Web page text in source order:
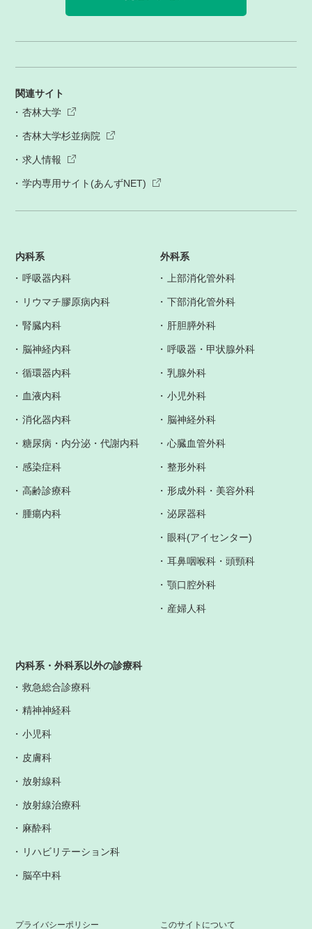
関連サイト
杏林大学
杏林大学杉並病院
求人情報
学内専用サイト(あんずNET)
内科系
呼吸器内科
リウマチ膠原病内科
腎臓内科
脳神経内科
循環器内科
血液内科
消化器内科
糖尿病・内分泌・代謝内科
感染症科
高齢診療科
腫瘍内科
外科系
上部消化管外科
下部消化管外科
肝胆膵外科
呼吸器・甲状腺外科
乳腺外科
小児外科
脳神経外科
心臓血管外科
整形外科
形成外科・美容外科
泌尿器科
眼科(アイセンター)
耳鼻咽喉科・頭頸科
顎口腔外科
産婦人科
内科系・外科系以外の診療科
救急総合診療科
精神神経科
小児科
皮膚科
放射線科
放射線治療科
麻酔科
リハビリテーション科
脳卒中科
プライバシーポリシー このサイトについて